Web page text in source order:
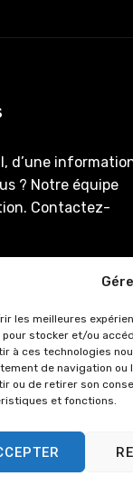
les meilleures
pour stocker et/ou
à ces technologies
de navigation ou
ou de retirer son
et fonctions.
d’une
? Notre équipe
Contactez-
En-Tardenois,
: de 8h00 à 12h15
8h00 à 12h15 et